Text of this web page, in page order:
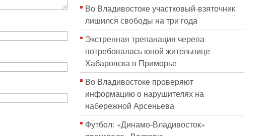
Во Владивостоке участковый-взяточник
лишился свободы на три года
Экстренная трепанация черепа
потребовалась юной жительнице
Хабаровска в Приморье
Во Владивостоке проверяют
информацию о нарушителях на
набережной Арсеньева
Футбол: «Динамо-Владивосток»